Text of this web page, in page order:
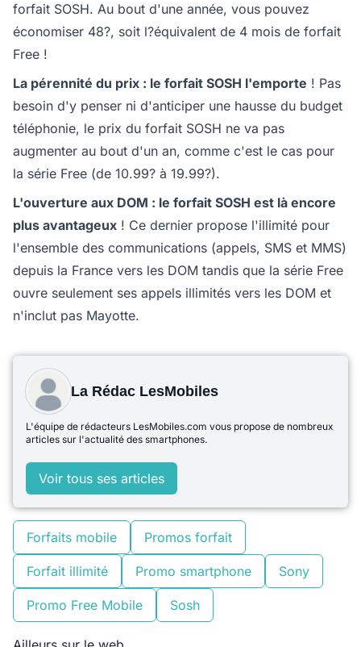
forfait SOSH. Au bout d'une année, vous pouvez
économiser 48?, soit l?équivalent de 4 mois de forfait
Free !
La pérennité du prix : le forfait SOSH l'emporte ! Pas
besoin d'y penser ni d'anticiper une hausse du budget
téléphonie, le prix du forfait SOSH ne va pas
augmenter au bout d'un an, comme c'est le cas pour
la série Free (de 10.99? à 19.99?).
L'ouverture aux DOM : le forfait SOSH est là encore
plus avantageux ! Ce dernier propose l'illimité pour
l'ensemble des communications (appels, SMS et MMS)
depuis la France vers les DOM tandis que la série Free
ouvre seulement ses appels illimités vers les DOM et
n'inclut pas Mayotte.
La Rédac LesMobiles
L'équipe de rédacteurs LesMobiles.com vous propose de nombreux
articles sur l'actualité des smartphones.
Voir tous ses articles
Forfaits mobile Promos forfait
Forfait illimité Promo smartphone Sony
Promo Free Mobile Sosh